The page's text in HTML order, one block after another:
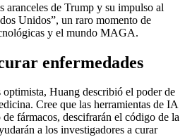
aranceles de Trump y su impulso al
Unidos”, un raro momento de
y el mundo MAGA.
enfermedades
Huang describió el poder de
Cree que las herramientas de IA
fármacos, descifrarán el código de la
a los investigadores a curar